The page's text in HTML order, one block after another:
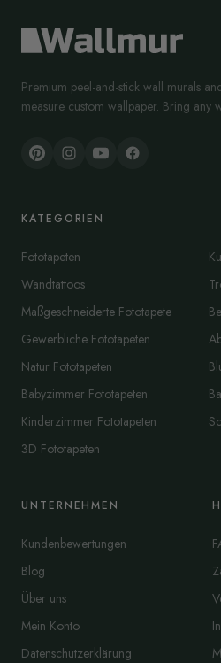
Premium peel-and-stick wall murals
measure custom wallpaper. Bring any
KATEGORIEN
Fototapeten
Wandtattoos
Maßgeschneiderte Fototapete
Gewerbliche Fototapeten
Natur Fototapeten
Babyzimmer Fototapeten
Kinderzimmer Fototapeten
3D Fototapeten
UNTERNEHMEN
Kundenbewertungen
Blog
Über uns
Mein Konto
Datenschutzerklärung